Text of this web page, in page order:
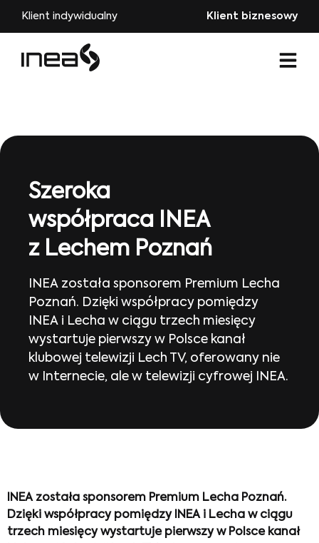
Klient indywidualny Klient biznesowy
Szeroka
współpraca INEA
z Lechem Poznań
INEA została sponsorem Premium Lecha
Poznań. Dzięki współpracy pomiędzy
INEA i Lecha w ciągu trzech miesięcy
wystartuje pierwszy w Polsce kanał
klubowej telewizji Lech TV, oferowany nie
w Internecie, ale w telewizji cyfrowej INEA.
INEA została sponsorem Premium Lecha Poznań.
Dzięki współpracy pomiędzy INEA i Lecha w ciągu
trzech miesięcy wystartuje pierwszy w Polsce kanał